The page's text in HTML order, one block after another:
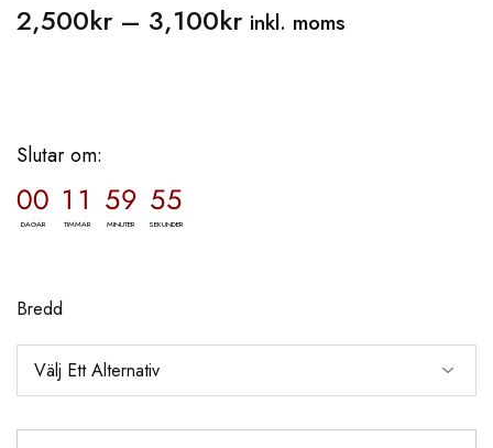
2,500kr – 3,100kr inkl. moms
Slutar om:
00
DAGAR
11
TIMMAR
59
MINUTER
54
SEKUNDER
Bredd